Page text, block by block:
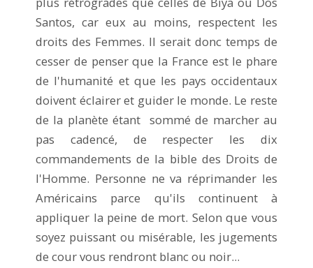
Santos, car eux au moins, respectent les
droits des Femmes. Il serait donc temps de
cesser de penser que la France est le phare
de l'humanité et que les pays occidentaux
doivent éclairer et guider le monde. Le reste
de la planète étant sommé de marcher au
pas cadencé, de respecter les dix
commandements de la bible des Droits de
l'Homme. Personne ne va réprimander les
Américains parce qu'ils continuent à
appliquer la peine de mort. Selon que vous
soyez puissant ou misérable, les jugements
de cour vous rendront blanc ou noir...